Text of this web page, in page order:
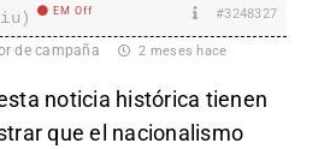
EM Off #3248327
de campaña 2 meses hace
noticia histórica tienen
que el nacionalismo